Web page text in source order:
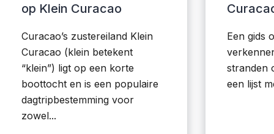
op Klein Curacao
Curacao’s zustereiland Klein
Curacao (klein betekent
“klein”) ligt op een korte
boottocht en is een populaire
dagtripbestemming voor
zowel...
Een gids
stranden
een lijst